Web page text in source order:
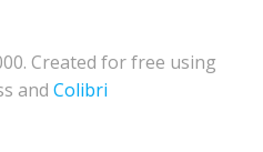
Created for free using
and Colibri